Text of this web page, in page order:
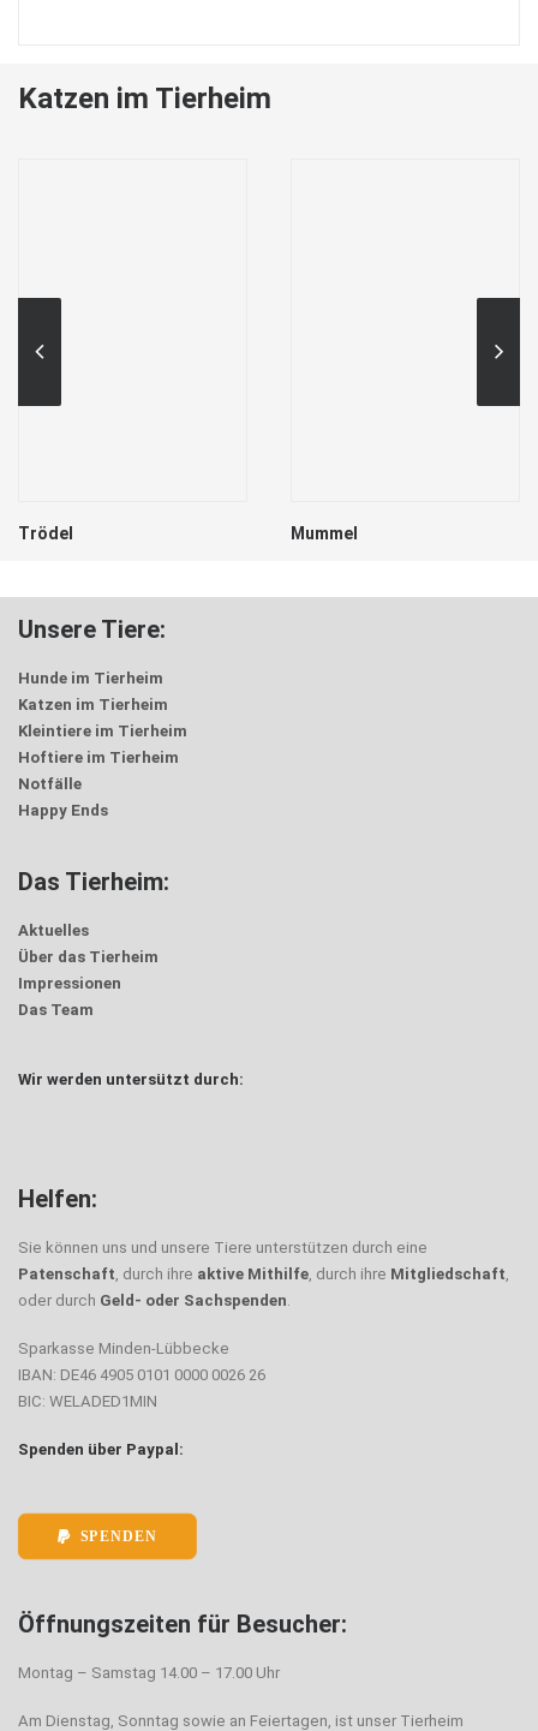
Katzen im Tierheim
Trödel Mummel
Unsere Tiere:
Hunde im Tierheim
Katzen im Tierheim
Kleintiere im Tierheim
Hoftiere im Tierheim
Notfälle
Happy Ends
Das Tierheim:
Aktuelles
Über das Tierheim
Impressionen
Das Team
Wir werden untersützt durch:
Helfen:
Sie können uns und unsere Tiere unterstützen durch eine
Patenschaft, durch ihre aktive Mithilfe, durch ihre Mitgliedschaft,
oder durch Geld- oder Sachspenden.
Sparkasse Minden-Lübbecke
IBAN: DE46 4905 0101 0000 0026 26
BIC: WELADED1MIN
Spenden über Paypal:
SPENDEN
Öffnungszeiten für Besucher:
Montag – Samstag 14.00 – 17.00 Uhr
Am Dienstag, Sonntag sowie an Feiertagen, ist unser Tierheim